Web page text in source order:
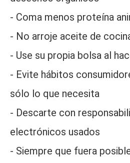
- Coma menos proteína
- No arroje aceite de
- Use su propia bolsa al
- Evite hábitos
sólo lo que necesita
- Descarte con
electrónicos usados
- Siempre que fuera